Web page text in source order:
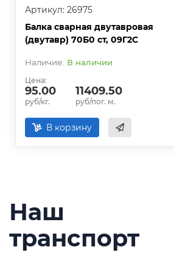
Артикул: 26975
Балка сварная двутавровая
(двутавр) 70Б0 ст, 09Г2С
В наличии
Цена:
95.00
руб/кг.
11409.50
руб/пог. м.
В корзину
Наш
транспорт